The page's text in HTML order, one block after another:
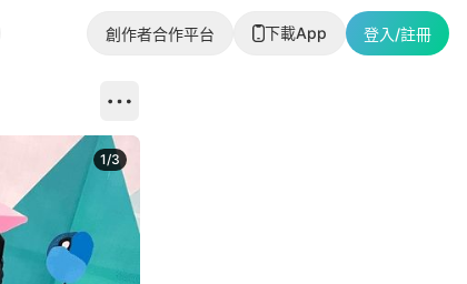
創作者合作平台 下載App 登入/註冊
1/3